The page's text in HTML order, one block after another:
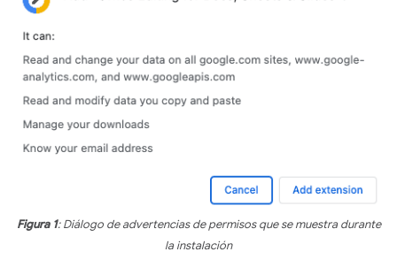
Figura 1: Diálogo de advertencias de permisos que se muestra durante
la instalación